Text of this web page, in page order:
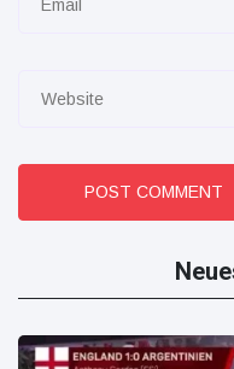
POST COMMENT